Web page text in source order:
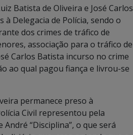
Batista de Oliveira e José Carlos
Delegacia de Polícia, sendo o
dos crimes de tráfico de
associação para o tráfico de
Carlos Batista incurso no crime
ao qual pagou fiança e livrou-se
permanece preso à
Civil representou pela
“Disciplina”, o que será